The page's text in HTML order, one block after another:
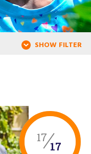
CONTACT
WACHTWOORD
SHOW FILTER
17
17